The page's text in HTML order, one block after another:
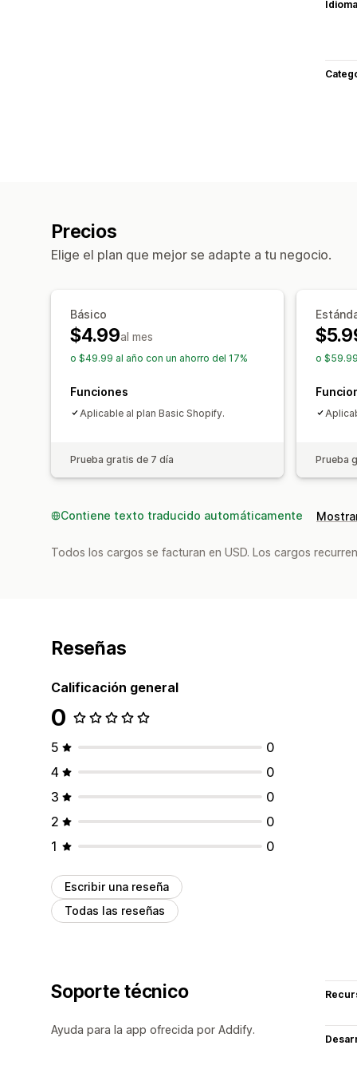
Precios
Elige el plan que mejor se adapte a tu negocio.
Básico
$4.99al mes
o $49.99 al año con un ahorro del 17%
Funciones
Aplicable al plan Basic Shopify.
Prueba gratis de 7 día
o
Prueba
Contiene texto traducido automáticamente
Todos los cargos se facturan en USD. Los cargos
Reseñas
Calificación general
0
5
0
4
0
3
0
2
0
1
0
Escribir una reseña
Todas las reseñas
Soporte técnico
Ayuda para la app ofrecida por Addify.